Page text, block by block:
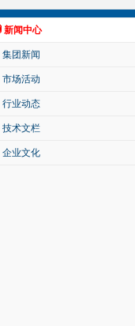
新闻中心
集团新闻
市场活动
行业动态
技术文栏
企业文化